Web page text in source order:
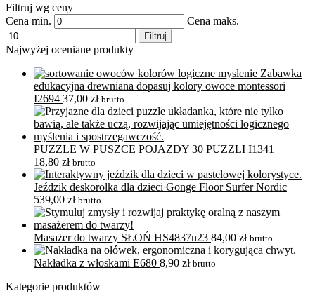
Filtruj wg ceny
Cena min.
Cena maks.
Filtruj
Najwyżej oceniane produkty
Zabawka
edukacyjna drewniana dopasuj kolory owoce montessori
I2694 37,00 zł brutto
PUZZLE W PUSZCE POJAZDY 30 PUZZLI I1341
18,80 zł brutto
Jeździk deskorolka dla dzieci Gonge Floor Surfer Nordic
539,00 zł brutto
Masażer do twarzy SŁOŃ HS4837n23 84,00 zł brutto
Nakładka z włoskami E680 8,90 zł brutto
Kategorie produktów